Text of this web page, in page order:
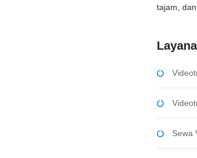
tajam, dan
Sewa